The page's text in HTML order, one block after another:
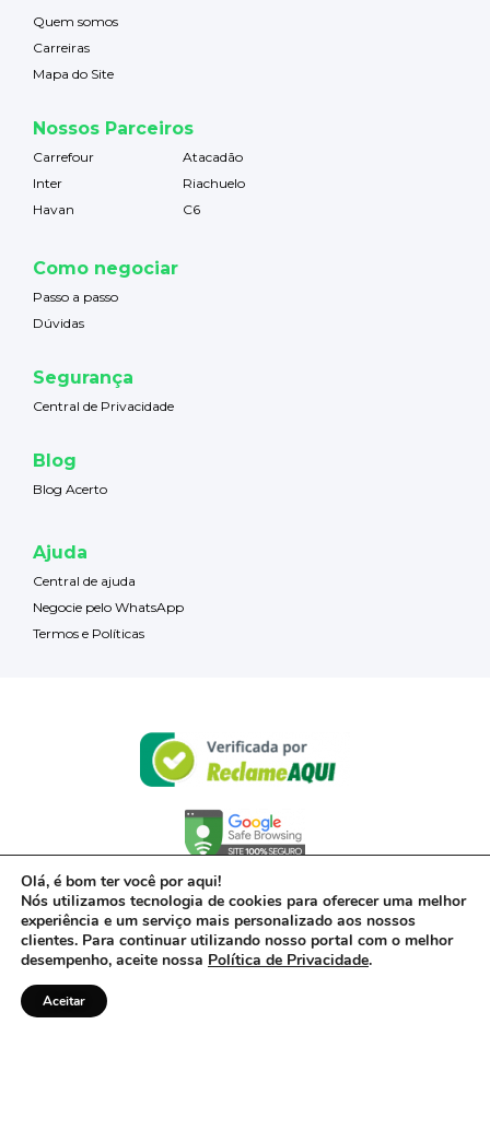
Quem somos
Carreiras
Mapa do Site
Nossos Parceiros
Carrefour
Atacadão
Inter
Riachuelo
Havan
C6
Como negociar
Passo a passo
Dúvidas
Segurança
Central de Privacidade
Blog
Blog Acerto
Ajuda
Central de ajuda
Negocie pelo WhatsApp
Termos e Políticas
Olá, é bom ter você por aqui!
Nós utilizamos tecnologia de cookies para oferecer uma melhor
experiência e um serviço mais personalizado aos nossos
clientes. Para continuar utilizando nosso portal com o melhor
desempenho, aceite nossa Política de Privacidade.
Aceitar